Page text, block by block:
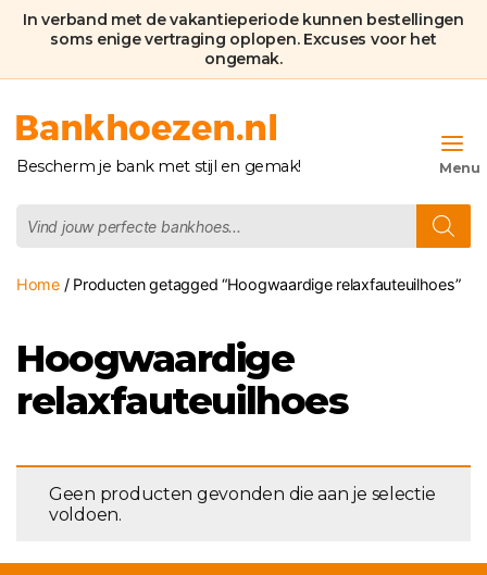
In verband met de vakantieperiode kunnen bestellingen
soms enige vertraging oplopen. Excuses voor het
ongemak.
Bankhoezen.nl
Bescherm je bank met stijl en gemak!
zoeken
Home/ Producten getagged “Hoogwaardige relaxfauteuilhoes”
Hoogwaardige
relaxfauteuilhoes
Geen producten gevonden die aan je selectie
voldoen.